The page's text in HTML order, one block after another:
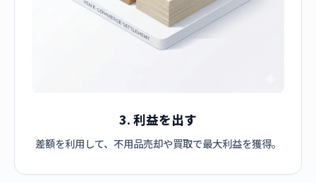
3. 利益を出す
差額を利用して、不用品売却や買取で最大利益を獲得。